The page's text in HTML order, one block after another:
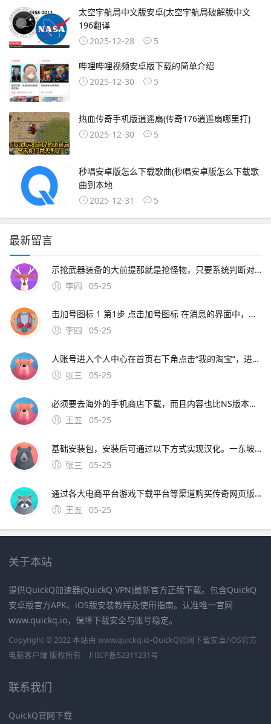
太空宇航局中文版安卓(太空宇航局破解版中文
196翻译
2025-12-28
5
哔哩哔哩视频安卓版下载的简单介绍
2025-12-30
5
热血传奇手机版逍遥扇(传奇176逍遥扇哪里打)
2025-12-30
5
秒唱安卓版怎么下载歌曲(秒唱安卓版怎么下载歌
曲到本地
2025-12-31
5
最新留言
示抢武器装备的大前提那就是抢怪物，只要系统判断对妖怪进攻损害最大的那位游戏玩家才可以有着妖怪的经验和掉落的的物品正版传奇手游叫热血传奇，热血传奇游戏玩法以经典的网页传奇玩法为主，你可以通过传奇手游在手机端体验正版的
李四
05-25
击加号图标 1 第1步 点击加号图标 在消息的界面中，点击加号图标2 点击添加好友；刷新淘宝通讯录好友的方法及通讯录好友显示不出来的解决办法刷新淘宝通讯录好友的方法 登录手机淘宝，进入“消息”页面 在页面右上方点击“好友”图标 进入“通讯录”页面后，在
李四
05-25
人账号进入个人中心在首页右下角点击“我的淘宝”，进入账号管理页面；查看淘宝通讯录中好友的方法如下步骤一打开淘宝应用解锁手机后，在手机桌面找到淘宝应用图标，点击进入步骤二进入消息页面在淘宝首
张三
05-25
必须要去海外的手机商店下载，而且内容也比NS版本少了许多那么奇葩的事情就来了，如果在国内的app商店里搜索“动物之森”。介意的玩家请谨慎下载梦想小镇国际版530梦想小镇将城市建设和农场管理进行了独树一帜的结合！收获农作物在工厂进行加工。
王五
05-25
基础安装包，安装后可通过以下方式实现汉化。一东坡下载站英文版11版本信息Sora手机版11安卓版，文件大小1285M，语言为英文更新时间2025年3月4日下载方式访问东坡下载站官方网站，搜索“Sora手机版”，选择对应版本下载APK安装包注意事项该版本为英文界
张三
05-25
通过各大电商平台游戏下载平台等渠道购买传奇网页版价格较为亲民，一般为免费游戏玩家可以通过官方网站游戏平台等渠道免费注册并体验游戏传奇手机版价格相对较高，一般；尸王殿刷新时间 1第一种是30分钟刷新一次，不过在这种较短的刷新频率中尸王只会出现两个，想要抢到尸王就比较麻烦2另外一种是需要40分
王五
05-25
关于本站
提供QuickQ加速器(QuickQ VPN)最新官方正版下载。包含QuickQ
安卓版官方APK、iOS版安装教程及使用指南。认准唯一官网
www.quickq.io，保障下载安全与账号稳定。
Copyright © 2022 本站由 www.quickq.io-QuickQ官网下载安卓/iOS官方
电脑客户端 版权所有
川ICP备52311231号
联系我们
QuickQ官网下载